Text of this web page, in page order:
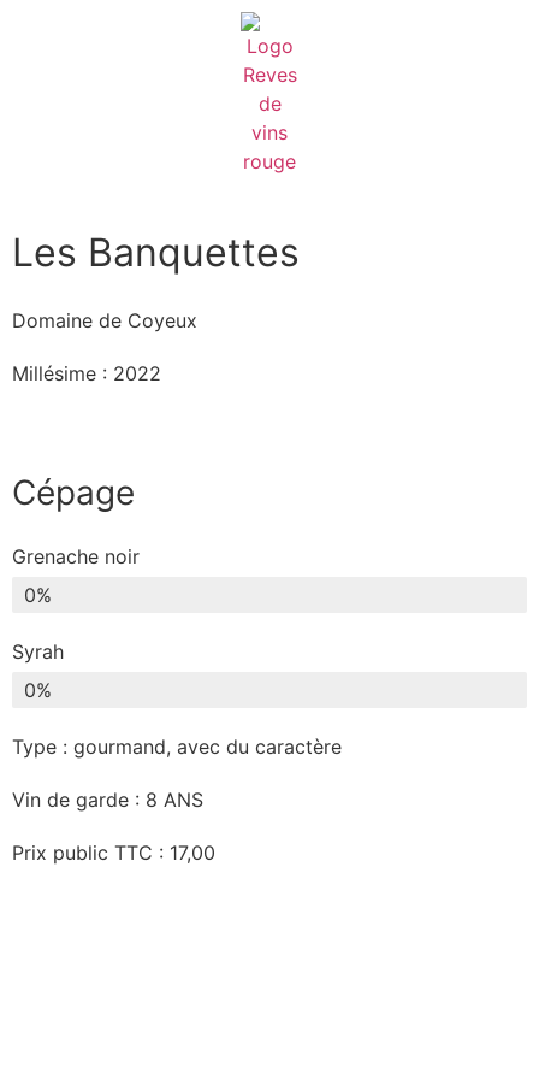
Les Banquettes
Domaine de Coyeux
Millésime : 2022
Cépage
Grenache noir
0%
Syrah
0%
Type : gourmand, avec du caractère
Vin de garde : 8 ANS
Prix public TTC : 17,00